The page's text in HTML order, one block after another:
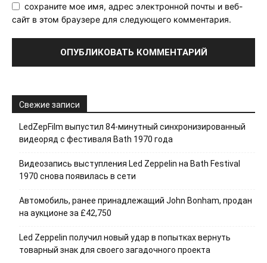
сохраните мое имя, адрес электронной почты и веб-
сайт в этом браузере для следующего комментария.
Свежие записи
LedZepFilm выпустил 84-минутный синхронизированный
видеоряд с фестиваля Bath 1970 года
Видеозапись выступления Led Zeppelin на Bath Festival
1970 снова появилась в сети
Автомобиль, ранее принадлежащий John Bonham, продан
на аукционе за £42,750
Led Zeppelin получил новый удар в попытках вернуть
товарный знак для своего загадочного проекта